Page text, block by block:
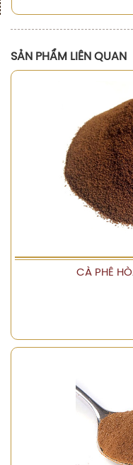
SẢN PHẨM LIÊN QUAN
CÀ PHÊ